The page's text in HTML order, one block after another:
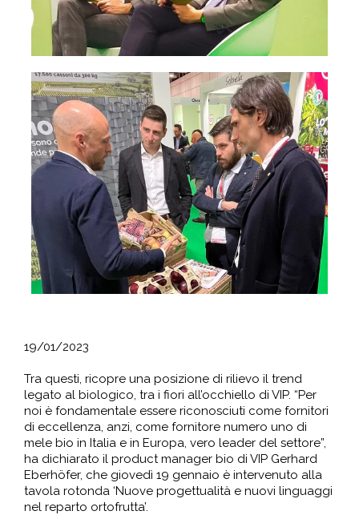
19/01/2023
Tra questi, ricopre una posizione di rilievo il trend
legato al biologico, tra i fiori all’occhiello di VIP. “Per
noi è fondamentale essere riconosciuti come fornitori
di eccellenza, anzi, come fornitore numero uno di
mele bio in Italia e in Europa, vero leader del settore”,
ha dichiarato il product manager bio di VIP Gerhard
Eberhöfer, che giovedì 19 gennaio è intervenuto alla
tavola rotonda ‘Nuove progettualità e nuovi linguaggi
nel reparto ortofrutta’.